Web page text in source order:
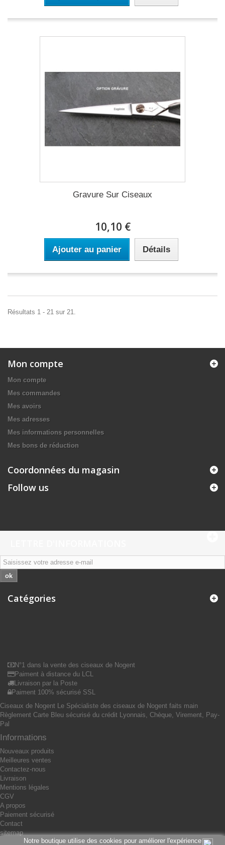
Notre boutique utilise des cookies pour améliorer l'expérience
Gravure Sur Ciseaux
10,10 €
Ajouter au panier Détails
Résultats 1 - 21 sur 21.
Mon compte
Mon compte
Mes commandes
Mes avoirs
Mes adresses
Mes informations personnelles
Mes bons de réduction
Coordonnées du magasin
Follow us
ok
Catégories
N°1 dans la vente des ciseaux de Nogent
Paiment à distance du LCL
Livraison par la Poste
Paiment 100% sécurisé SSL
Ciseaux de Nogent Le Spécialiste des ciseaux de Nogent faits main
Règlement Carte Bleu sécurisé du crédit Lyonnais, Chèque, Virement, Pay-
Pal
Informations
Nouveaux produits
Meilleures ventes
Contactez-nous
Livraison
Mentions légales
CGV
A propos
Paiement sécurisé
Contact
sitemap